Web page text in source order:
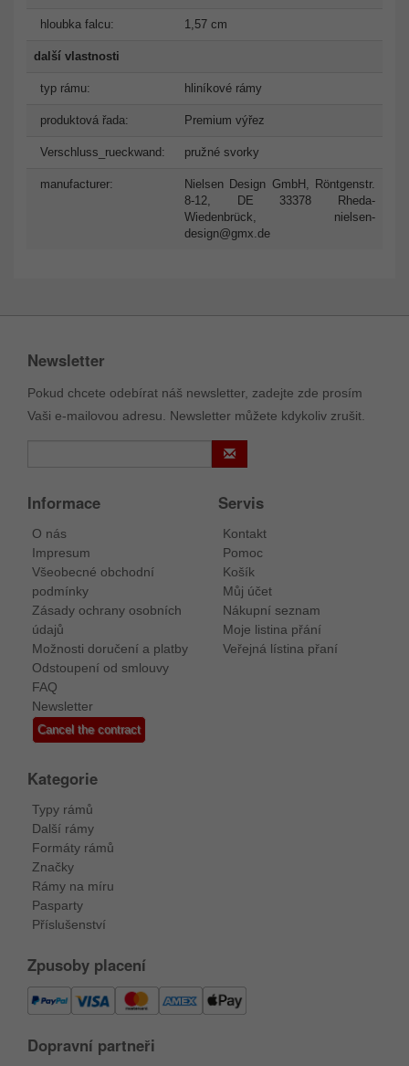
hloubka falcu: 1,57 cm
další vlastnosti
typ rámu: hliníkové rámy
produktová řada: Premium výřez
Verschluss_rueckwand: pružné svorky
manufacturer:
Nielsen Design GmbH, Röntgenstr.
8-12, DE 33378 Rheda-
Wiedenbrück, nielsen-
design@gmx.de
Newsletter
Pokud chcete odebírat náš newsletter, zadejte zde prosím
Vaši e-mailovou adresu. Newsletter můžete kdykoliv zrušit.
Informace
O nás
Impresum
Všeobecné obchodní
podmínky
Zásady ochrany osobních
údajů
Možnosti doručení a platby
Odstoupení od smlouvy
FAQ
Newsletter
Cancel the contract
Servis
Kontakt
Pomoc
Košík
Můj účet
Nákupní seznam
Moje listina přání
Veřejná lístina přaní
Kategorie
Typy rámů
Další rámy
Formáty rámů
Značky
Rámy na míru
Pasparty
Příslušenství
Zpusoby placení
Dopravní partneři